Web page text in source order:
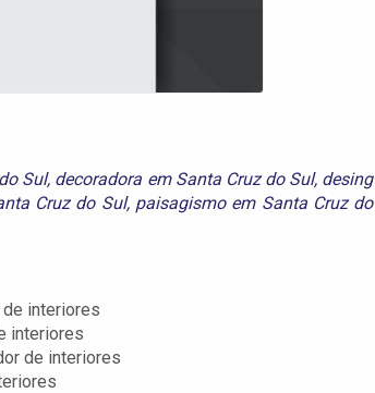
Sul, decoradora em Santa Cruz do Sul, desing
Cruz do Sul, paisagismo em Santa Cruz do
de interiores
interiores
de interiores